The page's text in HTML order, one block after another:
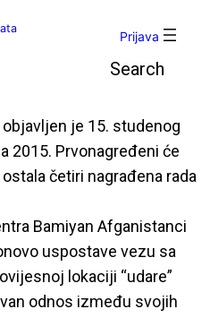
Prijava
objavljen je 15. studenog
2015. Prvonagređeni će
četiri nagrađena rada
Bamiyan Afganistanci
uspostave vezu sa
lokaciji “udare”
odnos između svojih